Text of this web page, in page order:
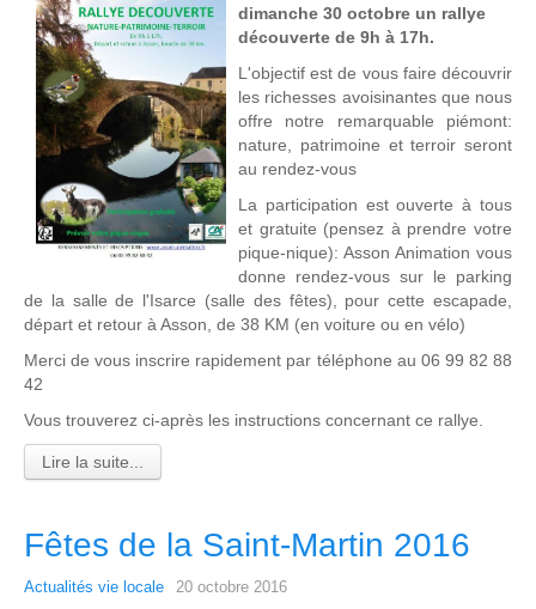
dimanche 30 octobre un rallye
découverte de 9h à 17h.
L'objectif est de vous faire découvrir
les richesses avoisinantes que nous
offre notre remarquable piémont:
nature, patrimoine et terroir seront
au rendez-vous
La participation est ouverte à tous
et gratuite (pensez à prendre votre
pique-nique): Asson Animation vous
donne rendez-vous sur le parking
de la salle de l'Isarce (salle des fêtes), pour cette escapade,
départ et retour à Asson, de 38 KM (en voiture ou en vélo)
Merci de vous inscrire rapidement par téléphone au 06 99 82 88
42
Vous trouverez ci-après les instructions concernant ce rallye.
Lire la suite...
Fêtes de la Saint-Martin 2016
Actualités vie locale 20 octobre 2016